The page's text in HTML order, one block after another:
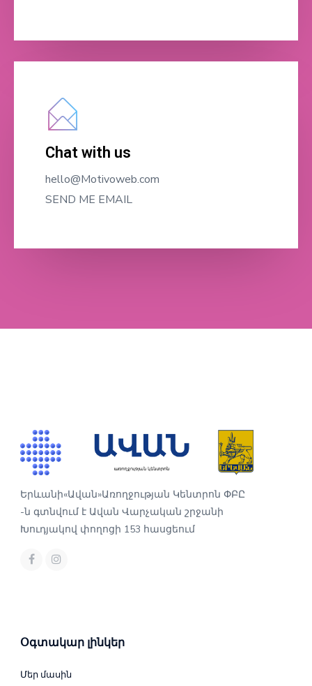
Chat with us
hello@Motivoweb.com
SEND ME EMAIL
Երևանի«Ավան»Առողջության Կենտրոն ՓԲԸ
-ն գտնվում է Ավան Վարչական շրջանի
Խուդյակով փողոցի 153 հասցեում
Օգտակար լինկեր
Մեր մասին